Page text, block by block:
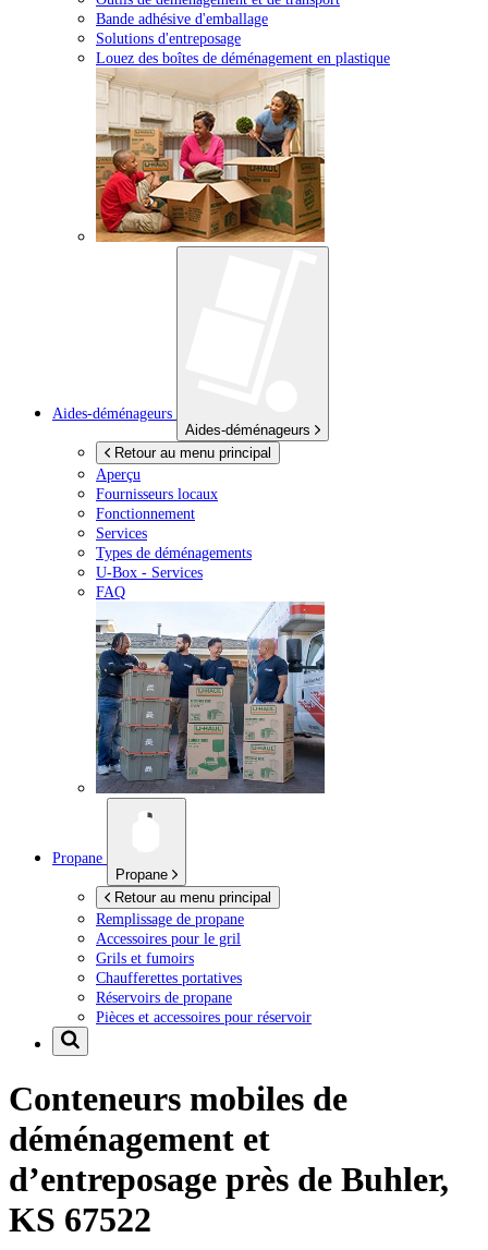
Bande adhésive d'emballage
Solutions d'entreposage
Louez des boîtes de déménagement en plastique
Aides-déménageurs
Aides-déménageurs
Retour au menu principal
Aperçu
Fournisseurs locaux
Fonctionnement
Services
Types de déménagements
U-Box - Services
FAQ
Propane
Propane
Retour au menu principal
Remplissage de propane
Accessoires pour le gril
Grils et fumoirs
Chaufferettes portatives
Réservoirs de propane
Pièces et accessoires pour réservoir
Conteneurs mobiles de
déménagement et
d’entreposage près de Buhler,
KS 67522